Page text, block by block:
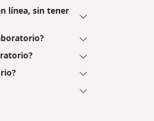
línea, sin tener